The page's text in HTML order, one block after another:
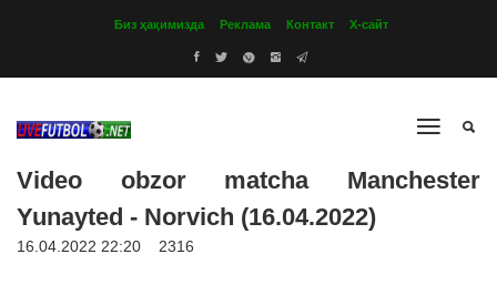
Биз ҳақимизда Реклама Контакт Х-сайт
Video obzor matcha Manchester
Yunayted - Norvich (16.04.2022)
16.04.2022 22:20 2316